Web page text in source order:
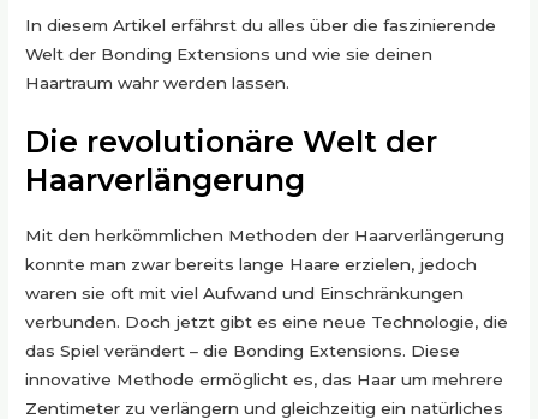
In diesem Artikel erfährst du alles über die faszinierende
Welt der Bonding Extensions und wie sie deinen
Haartraum wahr werden lassen.
Die revolutionäre Welt der
Haarverlängerung
Mit den herkömmlichen Methoden der Haarverlängerung
konnte man zwar bereits lange Haare erzielen, jedoch
waren sie oft mit viel Aufwand und Einschränkungen
verbunden. Doch jetzt gibt es eine neue Technologie, die
das Spiel verändert – die Bonding Extensions. Diese
innovative Methode ermöglicht es, das Haar um mehrere
Zentimeter zu verlängern und gleichzeitig ein natürliches